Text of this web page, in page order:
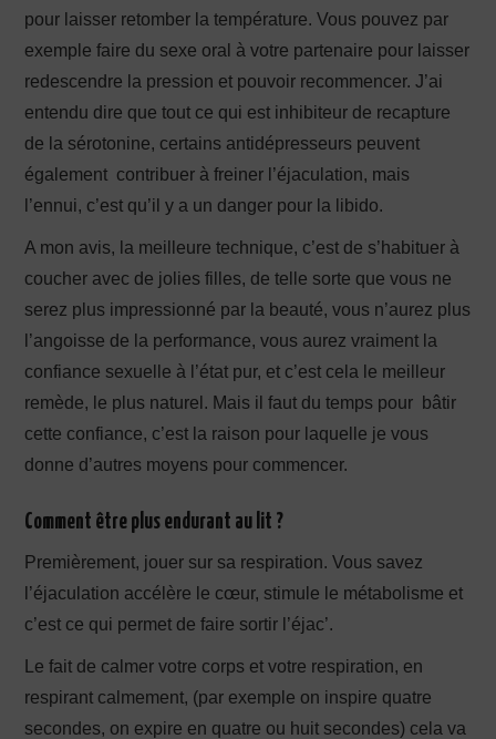
pour laisser retomber la température. Vous pouvez par
exemple faire du sexe oral à votre partenaire pour laisser
redescendre la pression et pouvoir recommencer. J’ai
entendu dire que tout ce qui est inhibiteur de recapture
de la sérotonine, certains antidépresseurs peuvent
également contribuer à freiner l’éjaculation, mais
l’ennui, c’est qu’il y a un danger pour la libido.
A mon avis, la meilleure technique, c’est de s’habituer à
coucher avec de jolies filles, de telle sorte que vous ne
serez plus impressionné par la beauté, vous n’aurez plus
l’angoisse de la performance, vous aurez vraiment la
confiance sexuelle à l’état pur, et c’est cela le meilleur
remède, le plus naturel. Mais il faut du temps pour bâtir
cette confiance, c’est la raison pour laquelle je vous
donne d’autres moyens pour commencer.
Comment être plus endurant au lit ?
Premièrement, jouer sur sa respiration. Vous savez
l’éjaculation accélère le cœur, stimule le métabolisme et
c’est ce qui permet de faire sortir l’éjac’.
Le fait de calmer votre corps et votre respiration, en
respirant calmement, (par exemple on inspire quatre
secondes, on expire en quatre ou huit secondes) cela va